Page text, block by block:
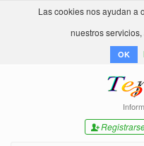
Las cookies nos ayudan a
nuestros
OK